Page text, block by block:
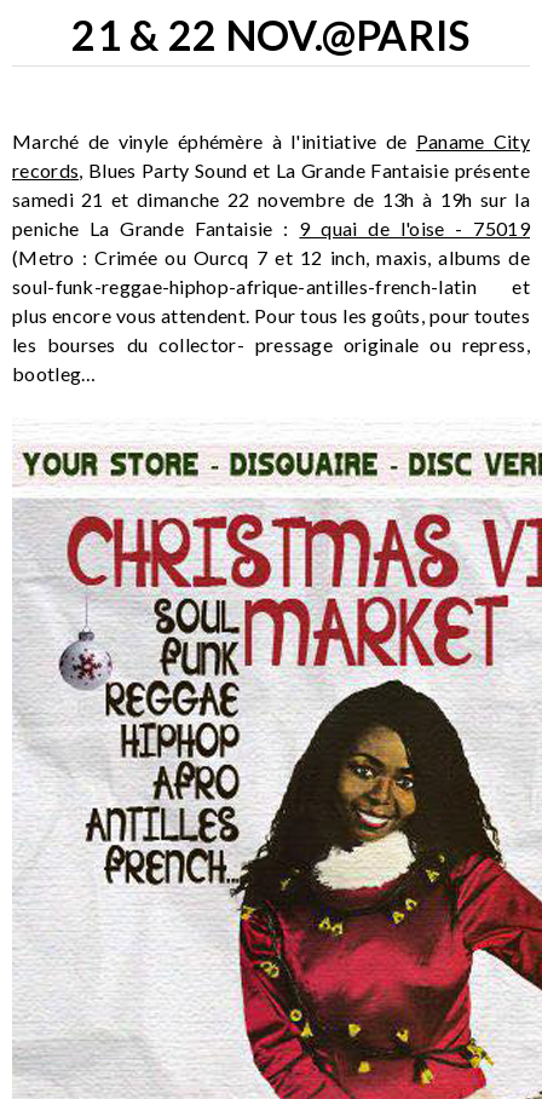
21 & 22 NOV.@PARIS
Marché de vinyle éphémère à l'initiative de Paname City
records, Blues Party Sound et La Grande Fantaisie présente
samedi 21 et dimanche 22 novembre de 13h à 19h sur la
peniche La Grande Fantaisie : 9 quai de l'oise - 75019
(Metro : Crimée ou Ourcq 7 et 12 inch, maxis, albums de
soul-funk-reggae-hiphop-afrique-antilles-french-latin et
plus encore vous attendent. Pour tous les goûts, pour toutes
les bourses du collector- pressage originale ou repress,
bootleg…